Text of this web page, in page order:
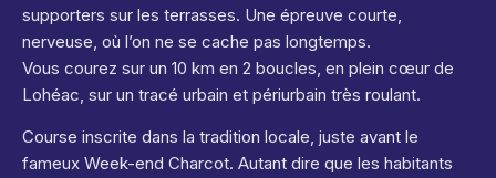
supporters sur les terrasses. Une épreuve courte,
nerveuse, où l’on ne se cache pas longtemps.
Vous courez sur un 10 km en 2 boucles, en plein cœur de
Lohéac, sur un tracé urbain et périurbain très roulant.
Course inscrite dans la tradition locale, juste avant le
fameux Week-end Charcot. Autant dire que les habitants